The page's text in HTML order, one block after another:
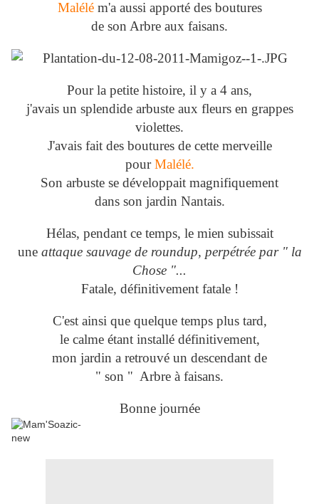
Malélém'a aussi apporté des boutures
de son Arbre aux faisans.
Pour la petite histoire, il y a 4 ans,
j'avais un splendide arbuste aux fleurs en grappes
violettes.
J'avais fait des boutures de cette merveille
pourMalélé.
Son arbuste se développait magnifiquement
dans son jardin Nantais.
Hélas, pendant ce temps, le mien subissait
une attaque sauvage de roundup, perpétrée par " la
Chose "...
Fatale, définitivement fatale !
C'est ainsi que quelque temps plus tard,
le calme étant installé définitivement,
mon jardin a retrouvé un descendant de
" son " Arbre à faisans.
Bonne journée